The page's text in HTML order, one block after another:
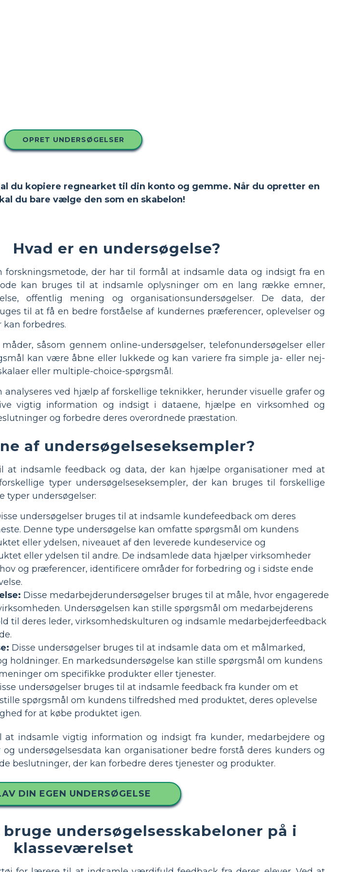
OPRET UNDERSØGELSER
du kopiere regnearket til din konto og gemme. Når du opretter en
du bare vælge den som en skabelon!
Hvad er en undersøgelse?
forskningsmetode, der har til formål at indsamle data og indsigt fra en
kan bruges til at indsamle oplysninger om en lang række emner,
offentlig mening og organisationsundersøgelser. De data, der
til at få en bedre forståelse af kundernes præferencer, oplevelser og
forbedres.
såsom gennem online-undersøgelser, telefonundersøgelser eller
kan være åbne eller lukkede og kan variere fra simple ja- eller nej-
eller multiple-choice-spørgsmål.
ved hjælp af forskellige teknikker, herunder visuelle grafer og
vigtig information og indsigt i dataene, hjælpe en virksomhed og
og forbedre deres overordnede præstation.
af undersøgelseseksempler?
indsamle feedback og data, der kan hjælpe organisationer med at
typer undersøgelseseksempler, der kan bruges til forskellige
typer undersøgelser:
undersøgelser bruges til at indsamle kundefeedback om deres
Denne type undersøgelse kan omfatte spørgsmål om kundens
eller ydelsen, niveauet af den leverede kundeservice og
eller ydelsen til andre. De indsamlede data hjælper virksomheder
og præferencer, identificere områder for forbedring og i sidste ende
Disse medarbejderundersøgelser bruges til at måle, hvor engagerede
Undersøgelsen kan stille spørgsmål om medarbejderens
til deres leder, virksomhedskulturen og indsamle medarbejderfeedback
Disse undersøgelser bruges til at indsamle data om et målmarked,
holdninger. En markedsundersøgelse kan stille spørgsmål om kundens
om specifikke produkter eller tjenester.
undersøgelser bruges til at indsamle feedback fra kunder om et
spørgsmål om kundens tilfredshed med produktet, deres oplevelse
for at købe produktet igen.
indsamle vigtig information og indsigt fra kunder, medarbejdere og
undersøgelsesdata kan organisationer bedre forstå deres kunders og
beslutninger, der kan forbedre deres tjenester og produkter.
DIN EGEN UNDERSØGELSE
undersøgelsesskabeloner på i
klasseværelset